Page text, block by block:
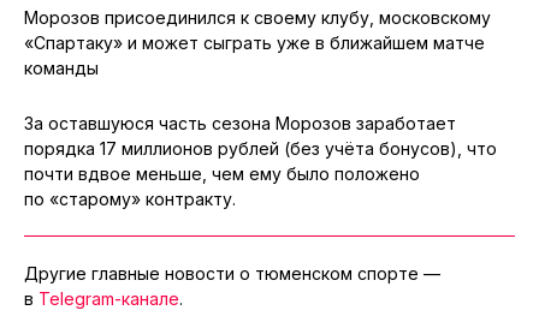
Морозов присоединился к своему клубу, московскому
«Спартаку» и может сыграть уже в ближайшем матче
команды
За оставшуюся часть сезона Морозов заработает
порядка 17 миллионов рублей (без учёта бонусов), что
почти вдвое меньше, чем ему было положено
по «старому» контракту.
Другие главные новости о тюменском спорте —
в Telegram-канале.